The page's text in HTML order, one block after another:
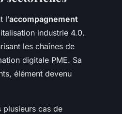
l’accompagnement
industrie 4.0.
les chaînes de
digitale PME. Sa
élément devenu
plusieurs cas de